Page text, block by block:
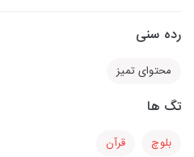
رده سنی
محتوای تمیز
تگ ها
بلوچ قرآن